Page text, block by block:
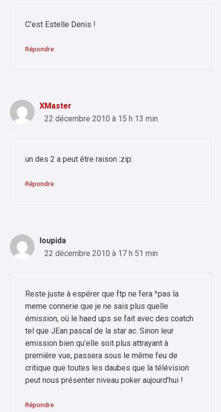
C’est Estelle Denis !
Répondre
XMaster
22 décembre 2010 à 15 h 13 min
un des 2 a peut être raison :zip:
Répondre
loupida
22 décembre 2010 à 17 h 51 min
Reste juste à espérer que ftp ne fera ^pas la
meme connerie que je ne sais plus quelle
émission, où le haed ups se fait avec des coatch
tel que JEan pascal de la star ac. Sinon leur
emission bien qu’elle soit plus attrayant à
première vue, passera sous le même feu de
critique que toutes les daubes que la télévision
peut nous présenter niveau poker aujourd’hui !
Répondre